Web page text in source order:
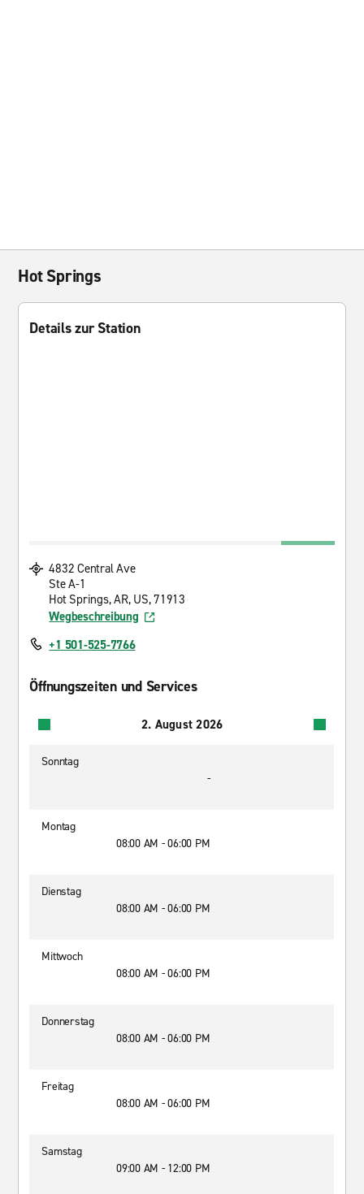
Hot Springs
Details zur Station
4832 Central Ave
Ste A-1
Hot Springs, AR, US, 71913
Wegbeschreibung
+1 501-525-7766
Öffnungszeiten und Services
2. August 2026
Sonntag
-
Montag
08:00 AM - 06:00 PM
Dienstag
08:00 AM - 06:00 PM
Mittwoch
08:00 AM - 06:00 PM
Donnerstag
08:00 AM - 06:00 PM
Freitag
08:00 AM - 06:00 PM
Samstag
09:00 AM - 12:00 PM